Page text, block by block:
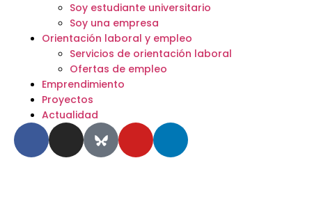
Soy estudiante universitario
Soy una empresa
Orientación laboral y empleo
Servicios de orientación laboral
Ofertas de empleo
Emprendimiento
Proyectos
Actualidad